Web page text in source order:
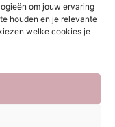
om jouw ervaring
houden en je relevante
welke cookies je